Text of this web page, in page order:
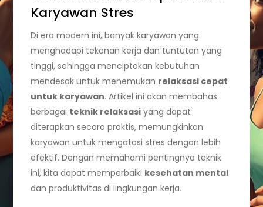
Karyawan Stres
Di era modern ini, banyak karyawan yang
menghadapi tekanan kerja dan tuntutan yang
tinggi, sehingga menciptakan kebutuhan
mendesak untuk menemukan relaksasi cepat
untuk karyawan. Artikel ini akan membahas
berbagai teknik relaksasi yang dapat
diterapkan secara praktis, memungkinkan
karyawan untuk mengatasi stres dengan lebih
efektif. Dengan memahami pentingnya teknik
ini, kita dapat memperbaiki kesehatan mental
dan produktivitas di lingkungan kerja.